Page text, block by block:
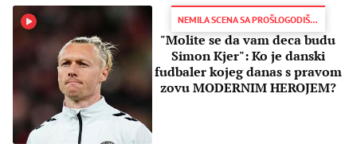
NEMILA SCENA SA PROŠLOGODIŠNJEG TAKMIČENJA
"Molite se da vam deca budu
Simon Kjer": Ko je danski
fudbaler kojeg danas s pravom
zovu MODERNIM HEROJEM?